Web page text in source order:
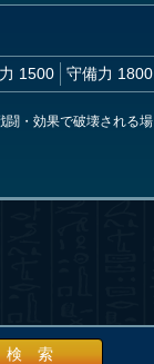
1500 守備力 1800
闘・効果で破壊される場
検 索